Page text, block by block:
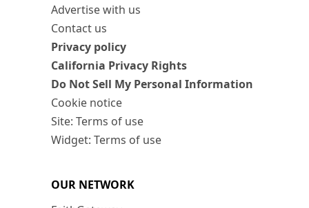
Advertise with us
Contact us
Privacy policy
California Privacy Rights
Do Not Sell My Personal Information
Cookie notice
Site: Terms of use
Widget: Terms of use
OUR NETWORK